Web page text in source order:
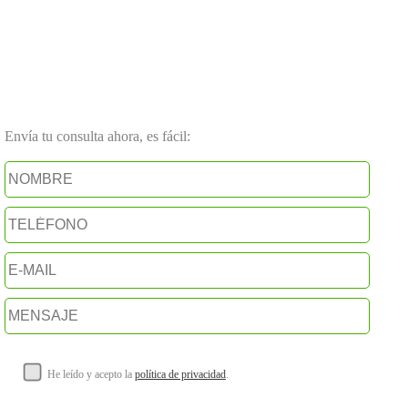
Envía tu consulta ahora, es fácil:
He leído y acepto la política de privacidad.